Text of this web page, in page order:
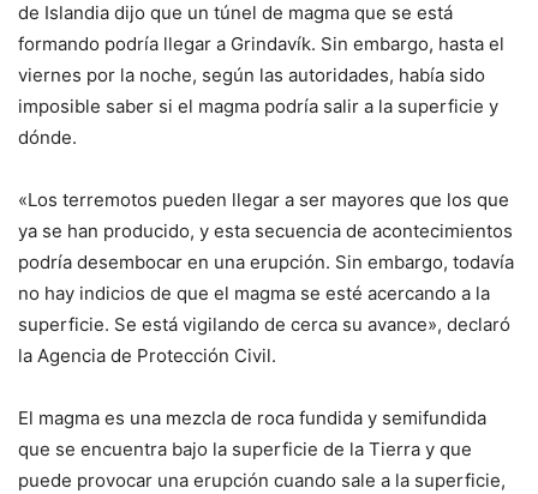
de Islandia dijo que un túnel de magma que se está
formando podría llegar a Grindavík. Sin embargo, hasta el
viernes por la noche, según las autoridades, había sido
imposible saber si el magma podría salir a la superficie y
dónde.
«Los terremotos pueden llegar a ser mayores que los que
ya se han producido, y esta secuencia de acontecimientos
podría desembocar en una erupción. Sin embargo, todavía
no hay indicios de que el magma se esté acercando a la
superficie. Se está vigilando de cerca su avance», declaró
la Agencia de Protección Civil.
El magma es una mezcla de roca fundida y semifundida
que se encuentra bajo la superficie de la Tierra y que
puede provocar una erupción cuando sale a la superficie,